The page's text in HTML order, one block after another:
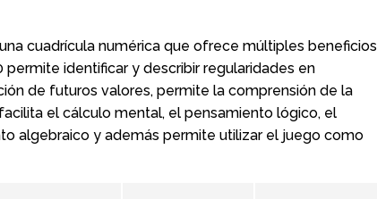
cuadrícula numérica que ofrece múltiples beneficios
identificar y describir regularidades en
de futuros valores, permite la comprensión de la
el cálculo mental, el pensamiento lógico, el
algebraico y además permite utilizar el juego como